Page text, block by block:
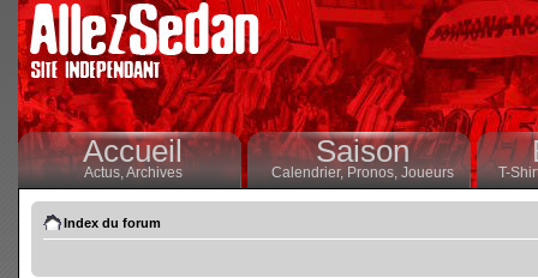
Accueil
Actus,Archives
Saison
Calendrier,Pronos, Joueurs T-
Index du forum